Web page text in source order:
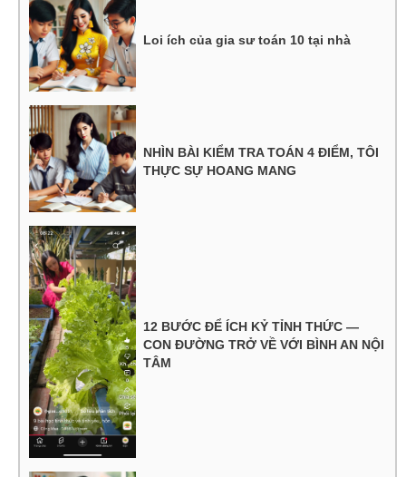
Loi ích của gia sư toán 10 tại nhà
NHÌN BÀI KIỂM TRA TOÁN 4 ĐIỂM, TÔI
THỰC SỰ HOANG MANG
12 BƯỚC ĐỂ ÍCH KỶ TỈNH THỨC —
CON ĐƯỜNG TRỞ VỀ VỚI BÌNH AN NỘI
TÂM